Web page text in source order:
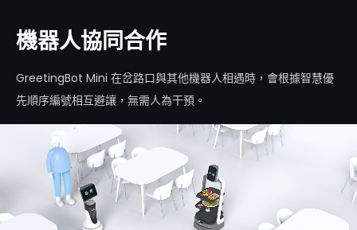
機器人協同合作
GreetingBot Mini 在岔路口與其他機器人相遇時，會根據智慧優
先順序編號相互避讓，無需人為干預。